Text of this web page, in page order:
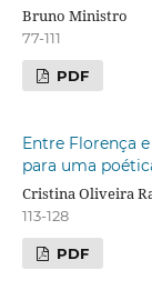
Bruno Ministro
77-111
PDF
Entre Florença
para uma
Cristina Oliveira
113-128
PDF